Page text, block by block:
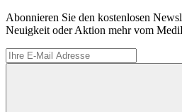
Abonnieren Sie den kostenlosen
Neuigkeit oder Aktion mehr vom